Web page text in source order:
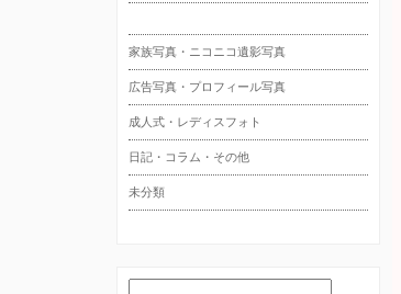
家族写真・ニコニコ遺影写真
広告写真・プロフィール写真
成人式・レディスフォト
日記・コラム・その他
未分類